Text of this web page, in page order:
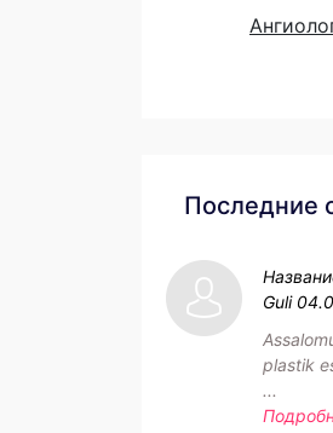
Последние
Guli
plastik
...